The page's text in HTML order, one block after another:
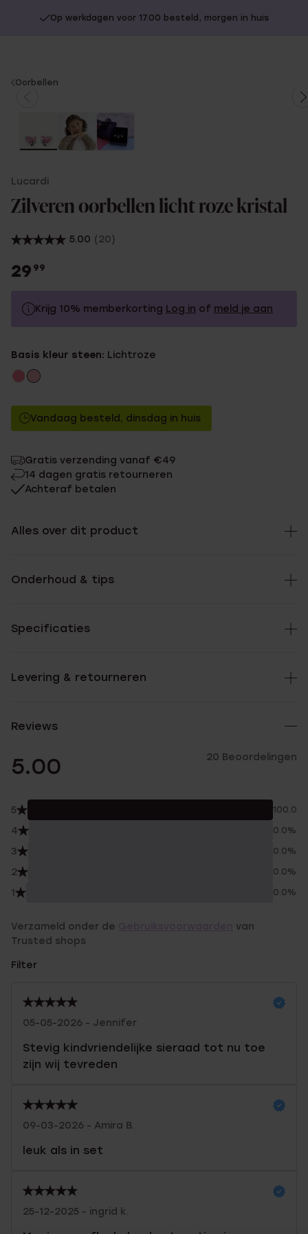
Op werkdagen voor 17.00 besteld, morgen in huis
You
Oorbellen
Lucardi
Zilveren oorbellen licht roze kristal
5.00 (20)
29 99
Krijg 10% memberkorting Log in of meld je aan
Zonder memberkorting
Basis kleur steen: Lichtroze
Vandaag besteld, dinsdag in huis
Gratis verzending vanaf €49
14 dagen gratis retourneren
Achteraf betalen
Alles over dit product
Onderhoud & tips
Specificaties
Levering & retourneren
Reviews
5.00 20 Beoordelingen
5 100.0%
4 0.0%
3 0.0%
2 0.0%
1 0.0%
Verzameld onder de
van
Trusted shops
Filter
05-05-2026 - Jennifer
Stevig kindvriendelijke sieraad tot nu toe
zijn wij tevreden
09-03-2026 - Amira B.
leuk als in set
25-12-2025 - ingrid k.